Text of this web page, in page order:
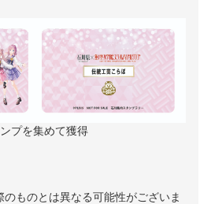
プを集めて獲得
ものとは異なる可能性がございま